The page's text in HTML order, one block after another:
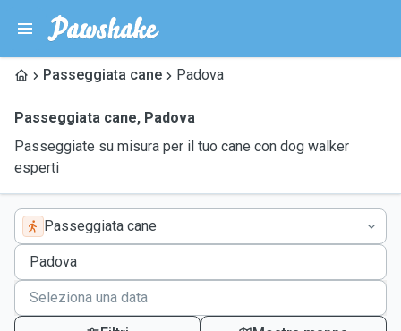
Passeggiata cane Padova
Passeggiata cane, Padova
Passeggiate su misura per il tuo cane con dog walker
esperti
Passeggiata cane